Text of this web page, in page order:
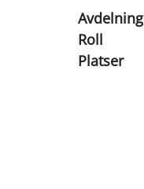
Avdelning
Roll
Platser